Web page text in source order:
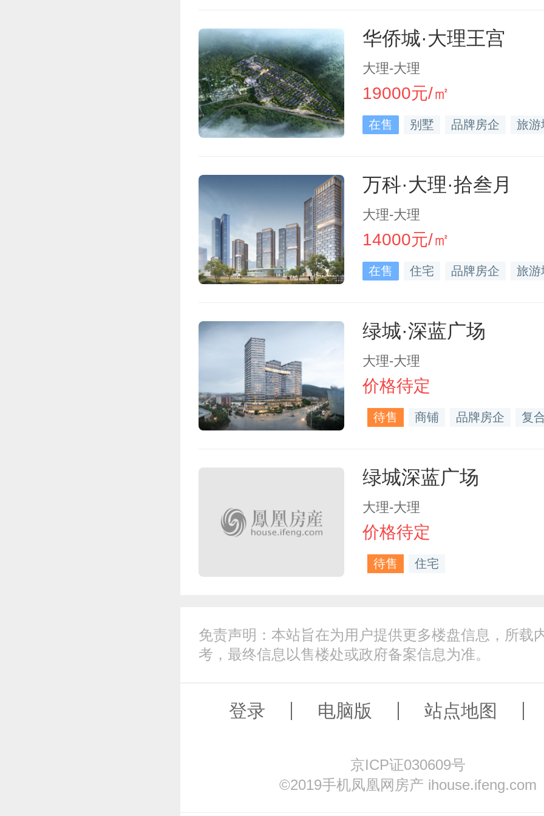
华侨城·大理王宫
大理-大理
19000元/㎡
在售 别墅 品牌房企 旅游
万科·大理·拾叁月
大理-大理
14000元/㎡
在售 住宅 品牌房企 旅游
绿城·深蓝广场
大理-大理
价格待定
待售 商铺 品牌房企 复
绿城深蓝广场
大理-大理
价格待定
待售 住宅
免责声明：本站旨在为用户提供更多楼盘信息，所载
考，最终信息以售楼处或政府备案信息为准。
登录 电脑版 站点地图
京ICP证030609号
©️2019手机凤凰网房产 ihouse.ifeng.com